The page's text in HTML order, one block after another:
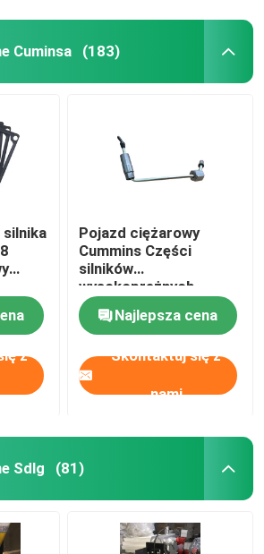
Cuminsa (183)
silnika
z
Pojazd ciężarowy
Cummins Części
silników
wysokoprężnych
Rurociąg paliwowy
oryginalny 3696203
Najlepsza cena
Skontaktuj się z
nami
Sdlg (81)